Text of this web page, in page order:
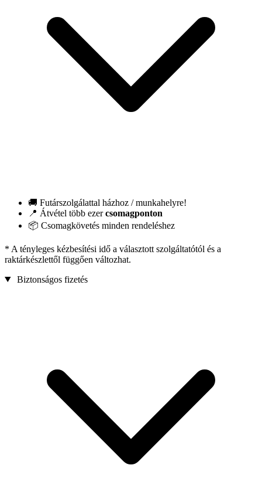
🚚 Futárszolgálattal házhoz / munkahelyre!
📍 Átvétel több ezercsomagponton
📦 Csomagkövetés minden rendeléshez
* A tényleges kézbesítési idő a választott szolgáltatótól és a
raktárkészlettől függően változhat.
Biztonságos fizetés